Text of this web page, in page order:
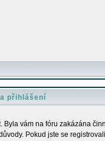
přihlášení
vám na fóru zakázána
Pokud jste se